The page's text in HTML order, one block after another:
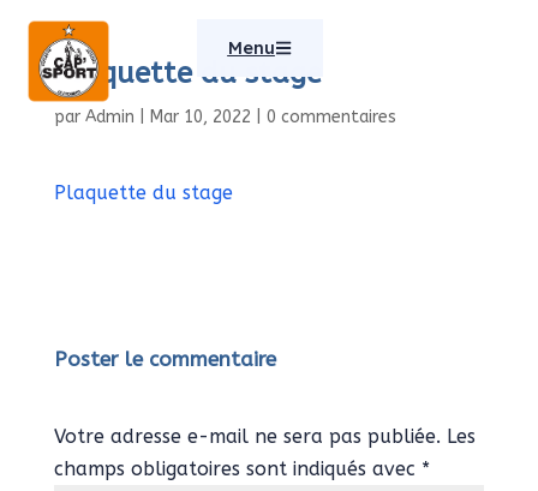
Menu
Plaquette du stage
par Admin Mar 10, 2022 0 commentaires
Plaquette du stage
Poster le commentaire
Votre adresse e-mail ne sera pas publiée. Les
champs obligatoires sont indiqués avec *